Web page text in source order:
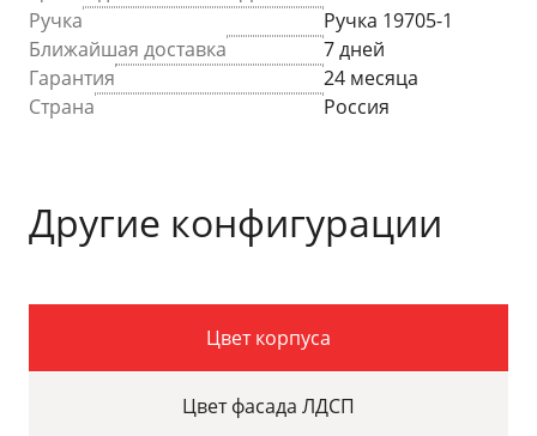
Ручка
Ручка 19705-1
Ближайшая доставка
7 дней
Гарантия
24 месяца
Страна
Россия
Другие конфигурации
Цвет корпуса
Цвет фасада ЛДСП